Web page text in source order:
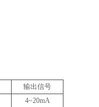
输出信号
4~20mA